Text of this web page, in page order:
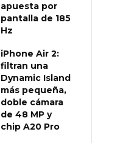
apuesta por
pantalla de 185
Hz
iPhone Air 2:
filtran una
Dynamic Island
más pequeña,
doble cámara
de 48 MP y
chip A20 Pro